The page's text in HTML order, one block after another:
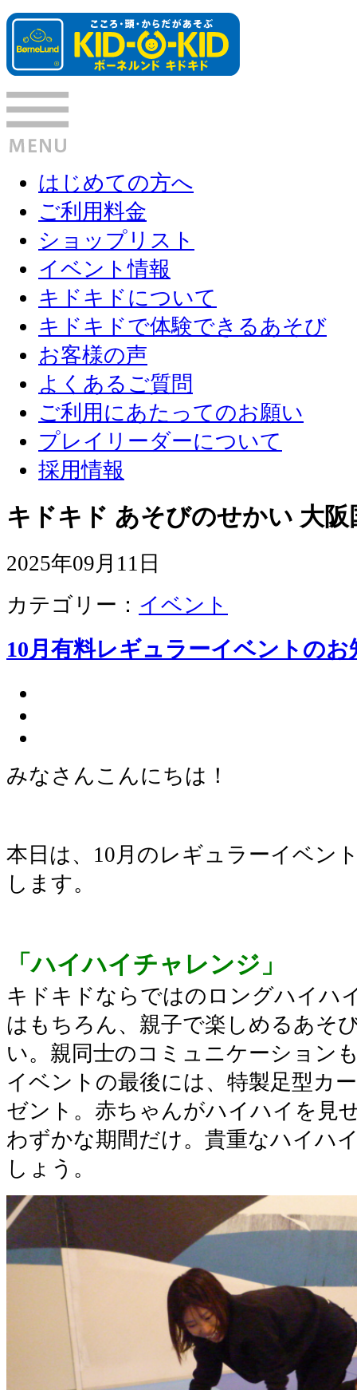
はじめての方へ
ご利用料金
ショップリスト
イベント情報
キドキドについて
キドキドで体験できるあそび
お客様の声
よくあるご質問
ご利用にあたってのお願い
プレイリーダーについて
採用情報
キドキド あそびのせかい 大
2025年09月11日
カテゴリー： イベント
10月有料レギュラーイベントのお
みなさんこんにちは！
本日は、10月のレギュラーイベン
します。
「ハイハイチャレンジ」
キドキドならではのロングハイハ
はもちろん、親子で楽しめるあそ
い。親同士のコミュニケーション
イベントの最後には、特製足型カ
ゼント。赤ちゃんがハイハイを見
わずかな期間だけ。貴重なハイハ
しょう。